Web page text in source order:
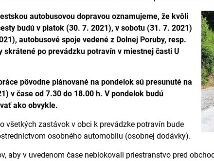
autobusovou dopravou oznamujeme, že kvôli
budú v piatok (30. 7. 2021), v sobotu (31. 7. 2021)
autobusové spoje vedené z Dolnej Poruby, resp.
skrátené po prevádzku potravín v miestnej časti U
pôvodne plánované na pondelok sú presunuté na
v čase od 7.30 do 18.00 h. V pondelok budú
ako obvykle.
všetkých zastávok v obci k prevádzke potravín bude
osobného automobilu (osobnej dodávky).
aby v uvedenom čase neblokovali priestranstvo pred